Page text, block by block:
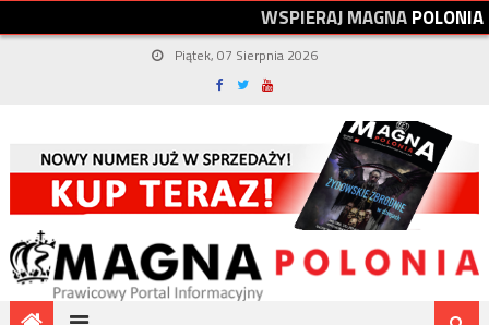
WSPIERAJMAGNAPOLONIA
Piątek, 07 Sierpnia 2026